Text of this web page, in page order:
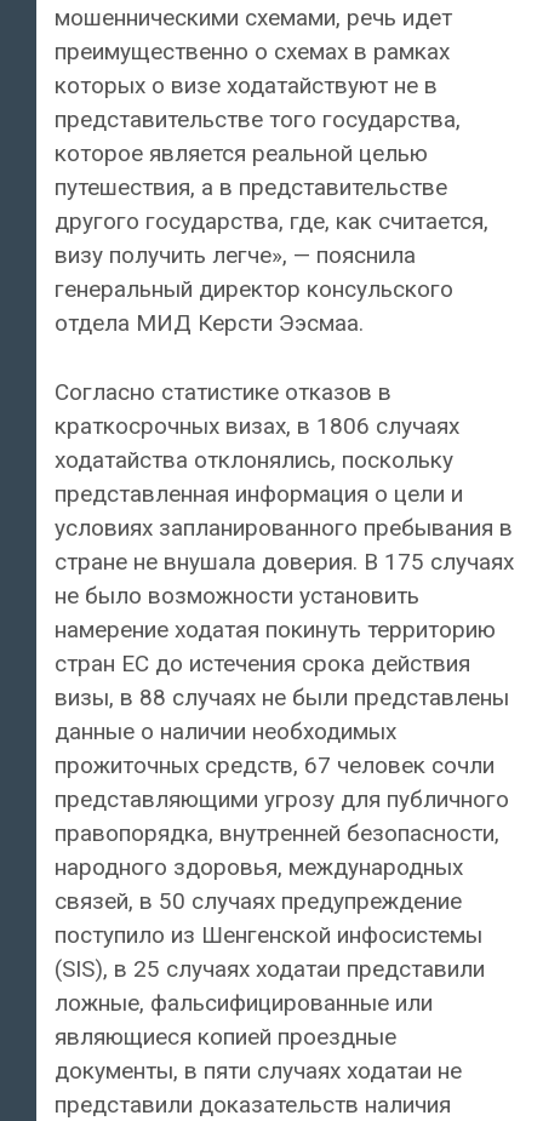
мошенническими схемами, речь идет
преимущественно о схемах в рамках
которых о визе ходатайствуют не в
представительстве того государства,
которое является реальной целью
путешествия, а в представительстве
другого государства, где, как считается,
визу получить легче», — пояснила
генеральный директор консульского
отдела МИД Керсти Ээсмаа.
Согласно статистике отказов в
краткосрочных визах, в 1806 случаях
ходатайства отклонялись, поскольку
представленная информация о цели и
условиях запланированного пребывания в
стране не внушала доверия. В 175 случаях
не было возможности установить
намерение ходатая покинуть территорию
стран ЕС до истечения срока действия
визы, в 88 случаях не были представлены
данные о наличии необходимых
прожиточных средств, 67 человек сочли
представляющими угрозу для публичного
правопорядка, внутренней безопасности,
народного здоровья, международных
связей, в 50 случаях предупреждение
поступило из Шенгенской инфосистемы
(SIS), в 25 случаях ходатаи представили
ложные, фальсифицированные или
являющиеся копией проездные
документы, в пяти случаях ходатаи не
представили доказательств наличия